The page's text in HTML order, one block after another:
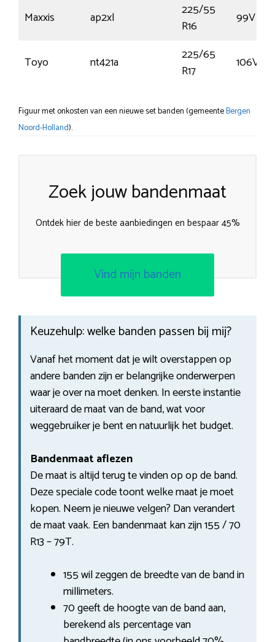
Maxxis ap2xl
225/55
R16
99V
Toyo nt421a
225/65
R17
106V
Figuur met onkosten van een nieuwe set banden (gemeenteBergen
Noord-Holland).
Zoek jouw bandenmaat
Ontdek hier de beste aanbiedingen en bespaar 45%
Vind mijn banden
Keuzehulp: welke banden passen bij mij?
Vanaf het moment dat je wilt overstappen op
andere banden zijn er belangrijke onderwerpen
waar je over na moet denken. In eerste instantie
uiteraard de maat van de band, wat voor
weggebruiker je bent en natuurlijk het budget.
Bandenmaat aflezen
De maat is altijd terug te vinden op op de band.
Deze speciale code toont welke maat je moet
kopen. Neem je nieuwe velgen? Dan verandert
de maat vaak. Een bandenmaat kan zijn 155 / 70
R13 – 79T.
155 wil zeggen de breedte van de band in
millimeters.
70 geeft de hoogte van de band aan,
berekend als percentage van